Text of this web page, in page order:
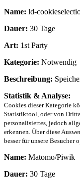
Name: ld-
Dauer: 30 Tage
Art: 1st Party
Kategorie: Notwendig
Beschreibung:
Statistik & Analyse:
Cookies dieser Kategorie
Statistiktool, oder von
personalisiertes, jedoch
erkennen. Über diese
besser für unsere Besucher
Name: Matomo/Piwik
Dauer: 30 Tage